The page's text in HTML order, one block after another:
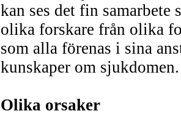
kan ses det fin samarbete
olika forskare från olika
som alla förenas i sina
kunskaper om sjukdomen.
Olika orsaker